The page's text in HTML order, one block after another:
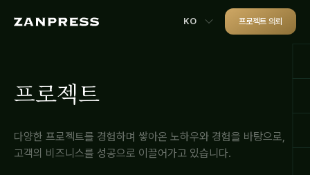
KO 프로젝트 의뢰
프로젝트
다양한 프로젝트를 경험하며 쌓아온 노하우와 경험을 바탕으로,
고객의 비즈니스를 성공으로 이끌어가고 있습니다.